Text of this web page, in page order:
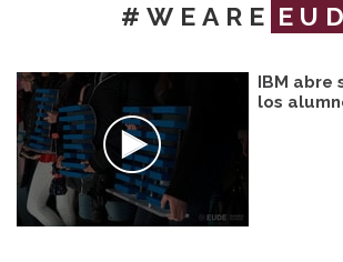
#WEARE
IBM abre
los